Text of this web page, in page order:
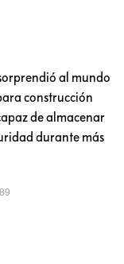
al mundo
construcción
de almacenar
durante más